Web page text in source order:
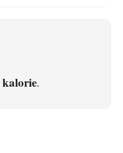
kalorie.